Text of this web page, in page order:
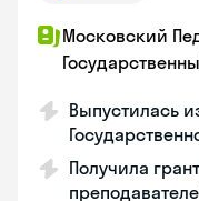
Московский
Выпустилась
Получила